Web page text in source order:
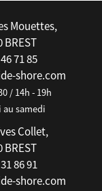
Mouettes,
BREST
71 85
shore.com
/ 14h - 19h
samedi
Collet,
BREST
86 91
shore.com